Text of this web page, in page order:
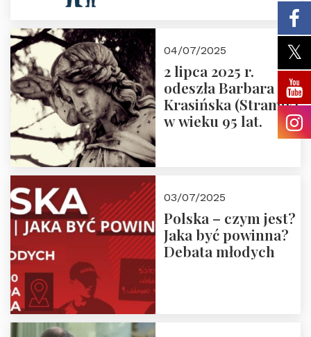
pierwsze spotkanie
Nowego
Ćwierćwiecza”
04/07/2025
2 lipca 2025 r.
odeszła Barbara
Krasińska (Stramik)
w wieku 95 lat.
03/07/2025
Polska – czym jest?
Jaka być powinna?
Debata młodych